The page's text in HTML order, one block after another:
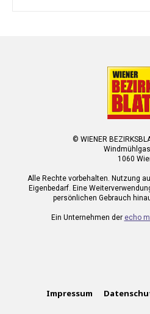
© WIENER
1060
Alle Rechte vorbehalten. Nutzung
Eigenbedarf. Eine
persönlichen Gebrauch
Ein Unternehmen der echo
Impressum